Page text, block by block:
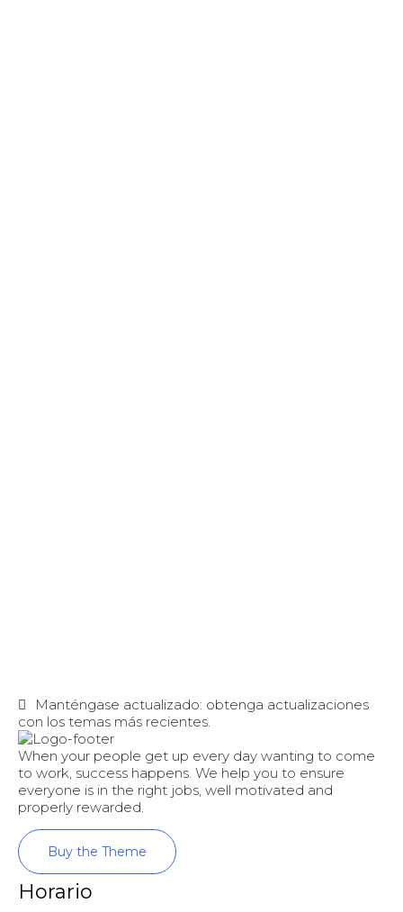
Manténgase actualizado: obtenga actualizaciones
con los temas más recientes.
When your people get up every day wanting to come
to work, success happens. We help you to ensure
everyone is in the right jobs, well motivated and
properly rewarded.
Buy the Theme
Horario